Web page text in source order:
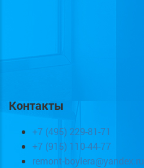
Контакты
+7 (495) 229-81-71
+7 (915) 110-44-77
remont-boylera@yandex.ru